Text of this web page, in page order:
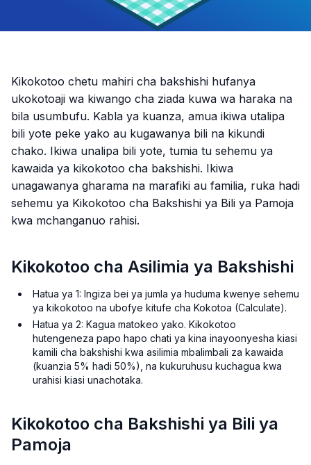
Kikokotoo chetu mahiri cha bakshishi hufanya
ukokotoaji wa kiwango cha ziada kuwa wa haraka na
bila usumbufu. Kabla ya kuanza, amua ikiwa utalipa
bili yote peke yako au kugawanya bili na kikundi
chako. Ikiwa unalipa bili yote, tumia tu sehemu ya
kawaida ya kikokotoo cha bakshishi. Ikiwa
unagawanya gharama na marafiki au familia, ruka hadi
sehemu ya Kikokotoo cha Bakshishi ya Bili ya Pamoja
kwa mchanganuo rahisi.
Kikokotoo cha Asilimia ya Bakshishi
Hatua ya 1: Ingiza bei ya jumla ya huduma kwenye sehemu
ya kikokotoo na ubofye kitufe cha Kokotoa (Calculate).
Hatua ya 2: Kagua matokeo yako. Kikokotoo
hutengeneza papo hapo chati ya kina inayoonyesha kiasi
kamili cha bakshishi kwa asilimia mbalimbali za kawaida
(kuanzia 5% hadi 50%), na kukuruhusu kuchagua kwa
urahisi kiasi unachotaka.
Kikokotoo cha Bakshishi ya Bili ya
Pamoja